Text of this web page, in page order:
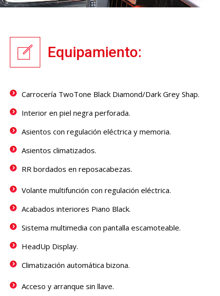
Equipamiento:
Carrocería TwoTone Black Diamond/Dark Grey Shap.
Interior en piel negra perforada.
Asientos con regulación eléctrica y memoria.
Asientos climatizados.
RR bordados en reposacabezas.
Volante multifunción con regulación eléctrica.
Acabados interiores Piano Black.
Sistema multimedia con pantalla escamoteable.
HeadUp Display.
Climatización automática bizona.
Acceso y arranque sin llave.